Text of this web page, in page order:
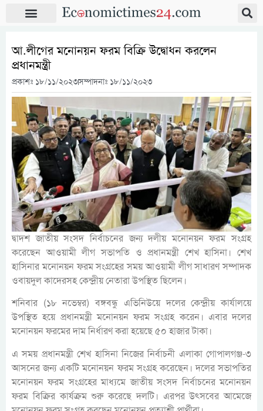
আ.লীগের মনোনয়ন ফরম বিক্রি উদ্বোধন করলেন
প্রধানমন্ত্রী
প্রকাশঃ ১৮/১১/২০২৩সম্পাদনাঃ ১৮/১১/২০২৩
দ্বাদশ জাতীয় সংসদ নির্বাচনের জন্য দলীয় মনোনয়ন ফরম সংগ্রহ
করেছেন আওয়ামী লীগ সভাপতি ও প্রধানমন্ত্রী শেখ হাসিনা। শেখ
হাসিনার মনোনয়ন ফরম সংগ্রহের সময় আওয়ামী লীগ সাধারণ সম্পাদক
ওবায়দুল কাদেরসহ কেন্দ্রীয় নেতারা উপস্থিত ছিলেন।
শনিবার (১৮ নভেম্বর) বঙ্গবন্ধু এভিনিউয়ে দলের কেন্দ্রীয় কার্যালয়ে
উপস্থিত হয়ে প্রধানমন্ত্রী মনোনয়ন ফরম সংগ্রহ করেন। এবার দলের
মনোনয়ন ফরমের দাম নির্ধারণ করা হয়েছে ৫০ হাজার টাকা।
এ সময় প্রধানমন্ত্রী শেখ হাসিনা নিজের নির্বাচনী এলাকা গোপালগঞ্জ-৩
আসনের জন্য একটি মনোনয়ন ফরম সংগ্রহ করেছেন। দলের সভাপতির
মনোনয়ন ফরম সংগ্রহের মাধ্যমে জাতীয় সংসদ নির্বাচনের মনোনয়ন
ফরম বিক্রির কার্যক্রম শুরু করেছে দলটি। এরপর উৎসবের আমেজে